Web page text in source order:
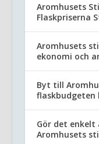
Aromhusets
Flaskpriserna
Aromhusets
ekonomi och
Byt till
flaskbudgeten
Gör det
Aromhusets